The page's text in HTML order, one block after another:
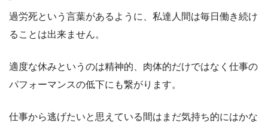
過労死という言葉があるように、私達人間は毎日働き続け
ることは出来ません。
適度な休みというのは精神的、肉体的だけではなく仕事の
パフォーマンスの低下にも繋がります。
仕事から逃げたいと思えている間はまだ気持ち的にはかな